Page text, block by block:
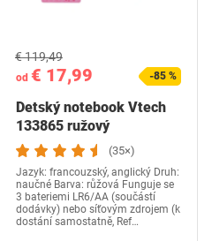
od € 17,99
€ 119,49
-85 %
Detský notebook Vtech
133865 ružový
(35×)
Jazyk: francouzský, anglický Druh:
naučné Barva: růžová Funguje se
3 bateriemi LR6/AA (součástí
dodávky) nebo síťovým zdrojem (k
dostání samostatně, Ref…